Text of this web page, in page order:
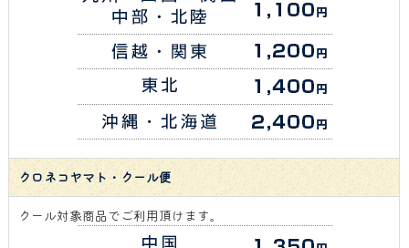
クロネコヤマト・クール便
クール対象商品でご利用頂けます。